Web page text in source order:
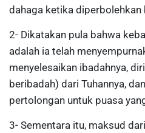
dahaga ketika diperbolehkan
2- Dikatakan pula bahwa
adalah ia telah
menyelesaikan ibadahnya,
beribadah) dari Tuhannya,
pertolongan untuk puasa
3- Sementara itu, maksud